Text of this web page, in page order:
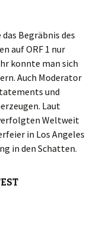
Begräbnis des
auf ORF 1 nur
konnte man sich
Auch Moderator
und
Laut
Weltweit
in Los Angeles
in den Schatten.